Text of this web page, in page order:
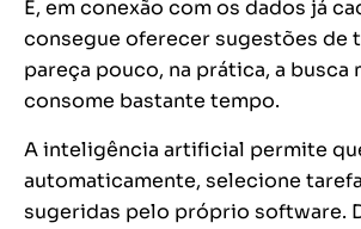
E, em conexão com os dados já
consegue oferecer sugestões de
pareça pouco, na prática, a busca
consome bastante tempo.
A inteligência artificial permite
automaticamente, selecione
sugeridas pelo próprio software.